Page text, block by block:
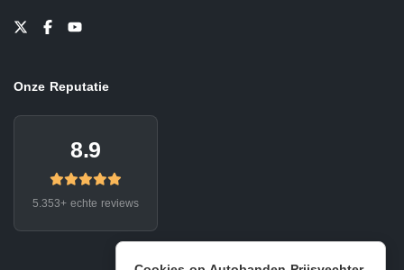
Onze Reputatie
8.9
5.353+ echte reviews